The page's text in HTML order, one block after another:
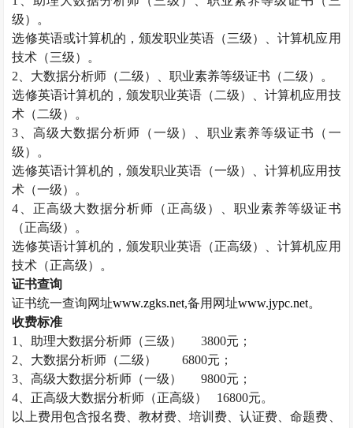
级）。
选修英语或计算机的，颁发职业英语（三级）、计算机应用
技术（三级）。
2 、大数据分析师（二级）、职业素养等级证书（二级）。
选修英语计算机的，颁发职业英语（二级）、计算机应用技
术（二级）。
3 、高级大数据分析师（一级）、职业素养等级证书（一
级）。
选修英语计算机的，颁发职业英语（一级）、计算机应用技
术（一级）。
4 、正高级大数据分析师（正高级）、职业素养等级证书
（正高级）。
选修英语计算机的，颁发职业英语（正高级）、计算机应用
技术（正高级）。
证书查询
证书统一查询网址www.zgks.net,备用网址www.jypc.net。
收费标准
1
、助理大数据分析师（三级） 3800元；
2 、大数据分析师（二级） 6800元；
3 、高级大数据分析师（一级） 9800元；
4 、正高级大数据分析师（正高级） 16800元。
以上费用包含报名费、教材费、培训费、认证费、命题费、